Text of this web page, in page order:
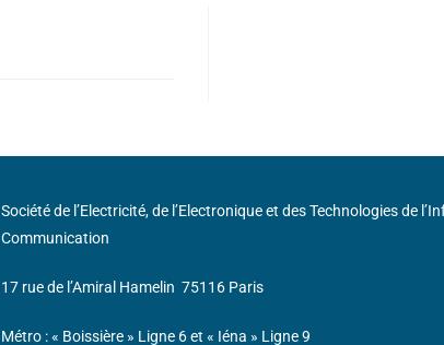
Société de l’Electricité, de l’Electronique et des Technologies de
Communication
17 rue de l’Amiral Hamelin 75116 Paris
Métro : « Boissière » Ligne 6 et « Iéna » Ligne 9